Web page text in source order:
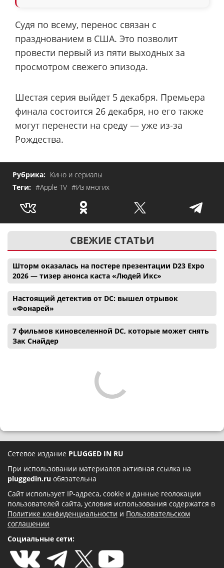
Судя по всему, перенос связан с
празднованием в США. Это позволит
провести первый из пяти выходных за
просмотром свежего эпизода.
Шестая серия выйдет 5 декабря. Премьера
финала состоится 26 декабря, но его также
могут перенести на среду — уже из-за
Рождества.
Рубрика: Кино и сериалы
Теги: #Apple TV #Из многих
СВЕЖИЕ СТАТЬИ
Шторм оказалась на постере презентации D23 Expo
2026 — тизер анонса каста «Людей Икс»
Настоящий детектив от DC: вышел отрывок
«Фонарей»
7 фильмов киновселенной DC, которые может снять
Зак Снайдер
Сетевое издание PLUGGED IN RU
При использовании материалов активная ссылка на
pluggedin.ru обязательна
Сайт использует IP-адреса, cookie и данные геолокации
пользователей сайта, условия использования содержатся в
Политике конфиденциальности и Пользовательском
соглашении
Социальные сети: